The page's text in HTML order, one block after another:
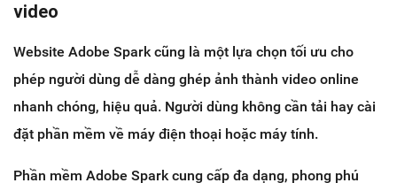
video
Website Adobe Spark cũng là một lựa chọn tối ưu cho
phép người dùng dễ dàng ghép ảnh thành video online
nhanh chóng, hiệu quả. Người dùng không cần tải hay cài
đặt phần mềm về máy điện thoại hoặc máy tính.
Phần mềm Adobe Spark cung cấp đa dạng, phong phú